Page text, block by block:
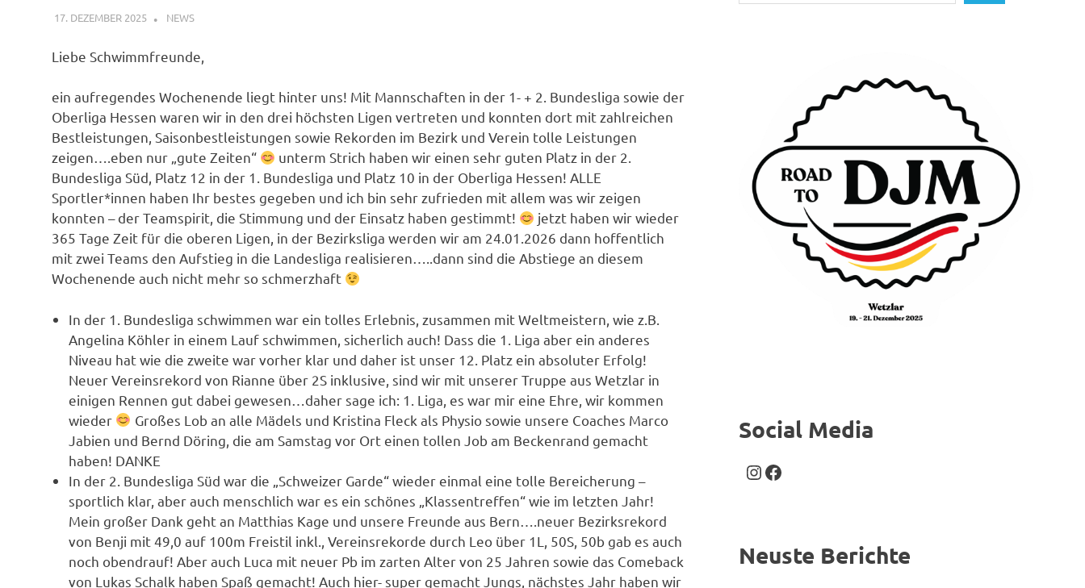
17. DEZEMBER 2025 FABIAN JÖBKES
NEWS
Liebe Schwimmfreunde,
ein aufregendes Wochenende liegt hinter uns! Mit Mannschaften in der 1- + 2. Bundesliga sowie der
Oberliga Hessen waren wir in den drei höchsten Ligen vertreten und konnten dort mit zahlreichen
Bestleistungen, Saisonbestleistungen sowie Rekorden im Bezirk und Verein tolle Leistungen
zeigen….eben nur „gute Zeiten“
unterm Strich haben wir einen sehr guten Platz in der 2.
Bundesliga Süd, Platz 12 in der 1. Bundesliga und Platz 10 in der Oberliga Hessen! ALLE
Sportler*innen haben Ihr bestes gegeben und ich bin sehr zufrieden mit allem was wir zeigen
konnten – der Teamspirit, die Stimmung und der Einsatz haben gestimmt!
jetzt haben wir wieder
365 Tage Zeit für die oberen Ligen, in der Bezirksliga werden wir am 24.01.2026 dann hoffentlich
mit zwei Teams den Aufstieg in die Landesliga realisieren…..dann sind die Abstiege an diesem
Wochenende auch nicht mehr so schmerzhaft
In der 1. Bundesliga schwimmen war ein tolles Erlebnis, zusammen mit Weltmeistern, wie z.B.
Angelina Köhler in einem Lauf schwimmen, sicherlich auch! Dass die 1. Liga aber ein anderes
Niveau hat wie die zweite war vorher klar und daher ist unser 12. Platz ein absoluter Erfolg!
Neuer Vereinsrekord von Rianne über 2S inklusive, sind wir mit unserer Truppe aus Wetzlar in
einigen Rennen gut dabei gewesen…daher sage ich: 1. Liga, es war mir eine Ehre, wir kommen
wieder
Großes Lob an alle Mädels und Kristina Fleck als Physio sowie unsere Coaches Marco
Jabien und Bernd Döring, die am Samstag vor Ort einen tollen Job am Beckenrand gemacht
haben! DANKE
In der 2. Bundesliga Süd war die „Schweizer Garde“ wieder einmal eine tolle Bereicherung –
sportlich klar, aber auch menschlich war es ein schönes „Klassentreffen“ wie im letzten Jahr!
Mein großer Dank geht an Matthias Kage und unsere Freunde aus Bern….neuer Bezirksrekord
von Benji mit 49,0 auf 100m Freistil inkl., Vereinsrekorde durch Leo über 1L, 50S, 50b gab es auch
noch obendrauf! Aber auch Luca mit neuer Pb im zarten Alter von 25 Jahren sowie das Comeback
von Lukas Schalk haben Spaß gemacht! Auch hier- super gemacht Jungs, nächstes Jahr haben wir
Social Media
Instagram
Facebook
Neuste Berichte